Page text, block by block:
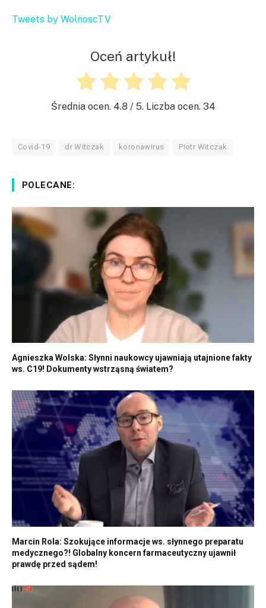
Tweets by WolnoscTV
Oceń artykuł!
Średnia ocen. 4.8 / 5. Liczba ocen. 34
Covid-19 dr Witczak koronawirus Piotr Witczak
POLECANE:
Agnieszka Wolska: Słynni naukowcy ujawniają utajnione fakty
ws. C19! Dokumenty wstrząsną światem?
Marcin Rola: Szokujące informacje ws. słynnego preparatu
medycznego?! Globalny koncern farmaceutyczny ujawnił
prawdę przed sądem!